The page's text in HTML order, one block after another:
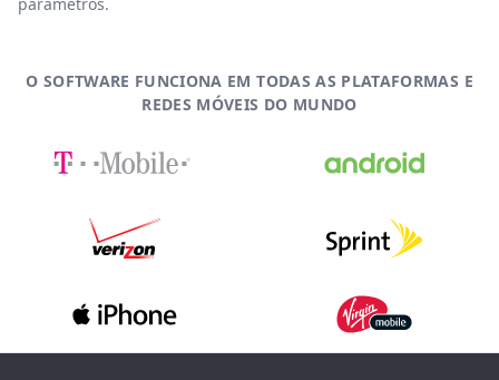
O SOFTWARE FUNCIONA EM TODAS AS PLATAFORMAS E
REDES MÓVEIS DO MUNDO